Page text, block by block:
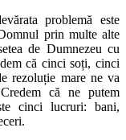
problemă este
prin multe alte
de Dumnezeu cu
că cinci soți, cinci
rezoluție mare ne va
că ne putem
cinci lucruri: bani,